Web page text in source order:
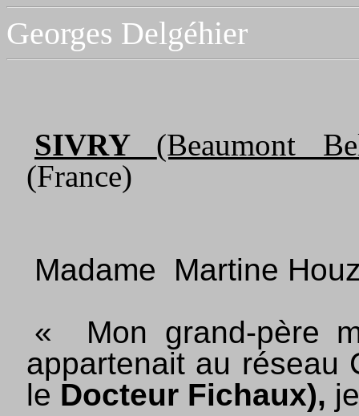
Georges Delgéhier
SIVRY (Beaumont
(France)
Madame
Martine
«
Mon grand-père
appartenait au réseau
le Docteur Fichaux),